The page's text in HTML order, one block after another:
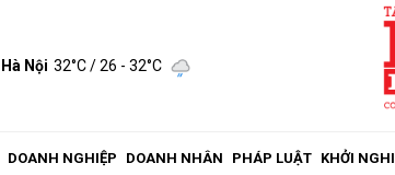
Hà Nội 32°C/ 26 - 32°C
DOANH NGHIỆP DOANH NHÂN PHÁP LUẬT KHỞI